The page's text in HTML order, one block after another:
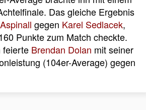
Das gleiche Ergebnis
gegen Karel Sedlacek,
Punkte zum Match checkte.
feierte Brendan Dolan mit seiner
(104er-Average) gegen